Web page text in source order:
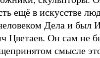
ещё в искусстве
Дела и был
Цветаев. Он сам не
смысле